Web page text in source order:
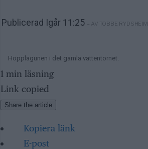
Publicerad Igår 11:25 – AV TOBBE RYDSHEIM
Hopplagunen i det gamla vattentornet.
1 min läsning
Link copied
Share the article
Kopiera länk
E-post